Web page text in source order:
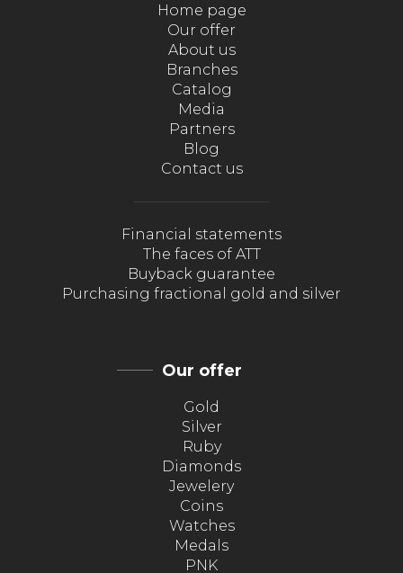
Home page
Our offer
About us
Branches
Catalog
Media
Partners
Blog
Contact us
Financial statements
The faces of ATT
Buyback guarantee
Purchasing fractional gold and silver
Our offer
Gold
Silver
Ruby
Diamonds
Jewelery
Coins
Watches
Medals
PNK